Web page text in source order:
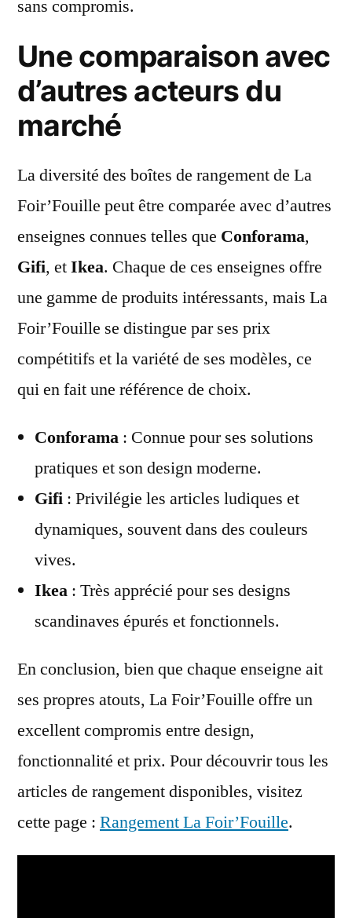
sans compromis.
Une comparaison avec
d’autres acteurs du
marché
La diversité des boîtes de rangement de La
Foir’Fouille peut être comparée avec d’autres
enseignes connues telles que Conforama,
Gifi, etIkea. Chaque de ces enseignes offre
une gamme de produits intéressants, mais La
Foir’Fouille se distingue par ses prix
compétitifs et la variété de ses modèles, ce
qui en fait une référence de choix.
Conforama : Connue pour ses solutions
pratiques et son design moderne.
Gifi : Privilégie les articles ludiques et
dynamiques, souvent dans des couleurs
vives.
Ikea : Très apprécié pour ses designs
scandinaves épurés et fonctionnels.
En conclusion, bien que chaque enseigne ait
ses propres atouts, La Foir’Fouille offre un
excellent compromis entre design,
fonctionnalité et prix. Pour découvrir tous les
articles de rangement disponibles, visitez
cette page : Rangement La Foir’Fouille.